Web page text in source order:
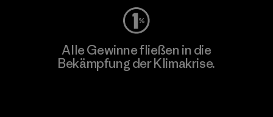
Alle Gewinne fließen in die
Bekämpfung der Klimakrise.